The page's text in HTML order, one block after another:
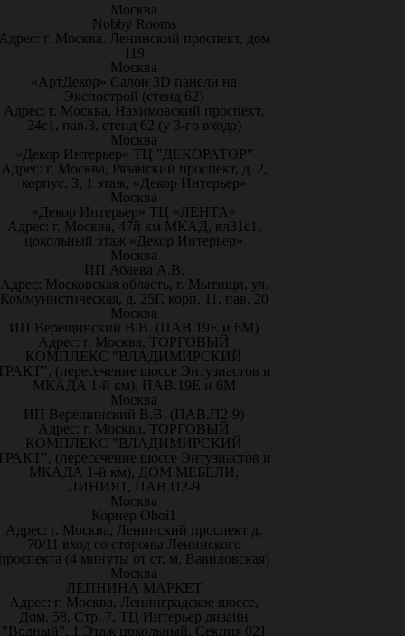
Москва
Nobby Rooms
г. Москва, Ленинский проспект, дом
119
Москва
«АртДекор» Салон 3D панели на
Экспострой (стенд 62)
Адрес: г. Москва, Нахимовский проспект,
24с1, пав.3, стенд 62 (у 3-го входа)
Москва
«Декор Интерьер» ТЦ "ДЕКОРАТОР"
Адрес: г. Москва, Рязанский проспект, д. 2,
корпус. 3, 1 этаж, «Декор Интерьер»
Москва
«Декор Интерьер» ТЦ «ЛЕНТА»
Адрес: г. Москва, 47й км МКАД, вл31с1,
цокольный этаж «Декор Интерьер»
Москва
ИП Абаева А.В.
Адрес: Московская область, г. Мытищи, ул.
Коммунистическая, д. 25Г, корп. 11, пав. 20
Москва
ИП Верещинский В.В. (ПАВ.19Е и 6М)
Адрес: г. Москва, ТОРГОВЫЙ
КОМПЛЕКС "ВЛАДИМИРСКИЙ
(пересечение шоссе Энтузиастов и
МКАДА 1-й км), ПАВ.19Е и 6М
Москва
ИП Верещинский В.В. (ПАВ.П2-9)
Адрес: г. Москва, ТОРГОВЫЙ
КОМПЛЕКС "ВЛАДИМИРСКИЙ
(пересечение шоссе Энтузиастов и
МКАДА 1-й км), ДОМ МЕБЕЛИ,
ЛИНИЯ1, ПАВ.П2-9
Москва
Корнер Oboi1
Адрес: г. Москва, Ленинский проспект д.
70/11 вход со стороны Ленинского
(4 минуты от ст. м. Вавиловская)
Москва
ЛЕПНИНА МАРКЕТ
Адрес: г. Москва, Ленинградское шоссе,
Дом. 58, Стр. 7, ТЦ Интерьер дизайн
"Водный", 1 Этаж цокольный, Секция 021